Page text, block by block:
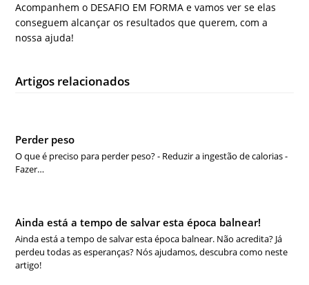
Acompanhem o DESAFIO EM FORMA e vamos ver se elas
conseguem alcançar os resultados que querem, com a
nossa ajuda!
Artigos relacionados
Perder peso
O que é preciso para perder peso? - Reduzir a ingestão de calorias -
Fazer…
Ainda está a tempo de salvar esta época balnear!
Ainda está a tempo de salvar esta época balnear. Não acredita? Já
perdeu todas as esperanças? Nós ajudamos, descubra como neste
artigo!